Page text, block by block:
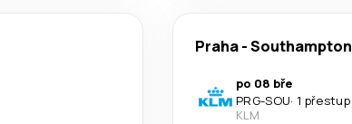
Praha-Southampton
po 08 bře
PRG-SOU· 1 přestup
KLM